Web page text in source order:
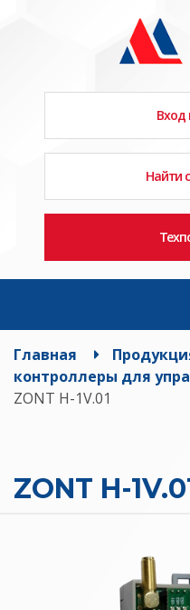
Вход
Найти
Главная
контроллеры для
ZONT H-1V.01
ZONT H-